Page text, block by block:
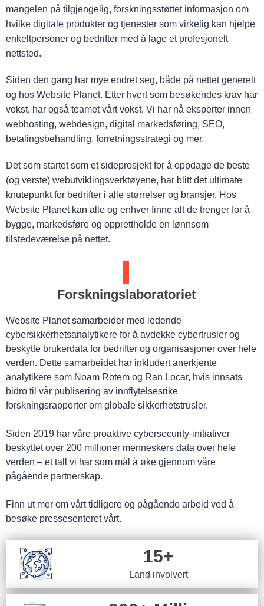
mangelen på tilgjengelig, forskningsstøttet informasjon om
hvilke digitale produkter og tjenester som virkelig kan hjelpe
enkeltpersoner og bedrifter med å lage et profesjonelt
nettsted.
Siden den gang har mye endret seg, både på nettet generelt
og hos Website Planet. Etter hvert som besøkendes krav har
vokst, har også teamet vårt vokst. Vi har nå eksperter innen
webhosting, webdesign, digital markedsføring, SEO,
betalingsbehandling, forretningsstrategi og mer.
Det som startet som et sideprosjekt for å oppdage de beste
(og verste) webutviklingsverktøyene, har blitt det ultimate
knutepunkt for bedrifter i alle størrelser og bransjer. Hos
Website Planet kan alle og enhver finne alt de trenger for å
bygge, markedsføre og opprettholde en lønnsom
tilstedeværelse på nettet.
Forskningslaboratoriet
Website Planet samarbeider med ledende
cybersikkerhetsanalytikere for å avdekke cybertrusler og
beskytte brukerdata for bedrifter og organisasjoner over hele
verden. Dette samarbeidet har inkludert anerkjente
analytikere som Noam Rotem og Ran Locar, hvis innsats
bidro til vår publisering av innflytelsesrike
forskningsrapporter om globale sikkerhetstrusler.
Siden 2019 har våre proaktive cybersecurity-initiativer
beskyttet over 200 millioner menneskers data over hele
verden – et tall vi har som mål å øke gjennom våre
pågående partnerskap.
Finn ut mer om vårt tidligere og pågående arbeid ved å
besøke pressesenteret vårt.
15+
Land involvert